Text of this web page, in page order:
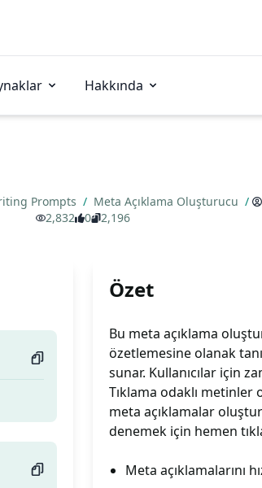
Hakkında
Prompts / Meta Açıklama Oluşturucu /
2,832
0 2,196
Özet
Bu meta açıklama
özetlemesine olanak
sunar. Kullanıcılar için
Tıklama odaklı metinler
meta açıklamalar
denemek için hemen
Meta açıklamalarını